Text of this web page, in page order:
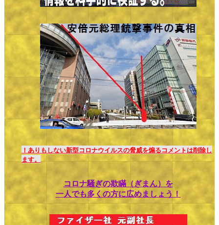
！ありもしない新型コロナウイルスの脅威を煽るコメントは削除し
ます。
コロナ騒ぎの欺瞞（ぎまん）を
一人でも多くの方に広めましょう！